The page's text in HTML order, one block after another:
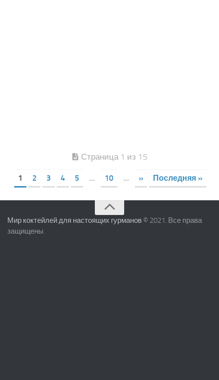
Страница 1 из 15
1 2 3 4 5 ... 10 ... » Последняя »
Мир коктейлей для настоящих гурманов © 2021. Все права
защищены.